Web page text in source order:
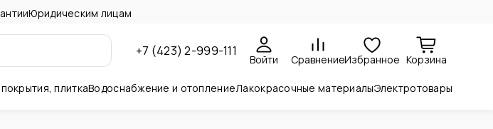
Юридическим лицам
+7 (423) 2-999-111
Войти СравнениеИзбранное Корзина
плиткаВодоснабжение и отоплениеЛакокрасочные материалыЭлектротовары